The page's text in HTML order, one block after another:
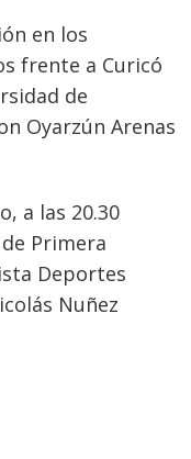
en los
frente a Curicó
de
Oyarzún Arenas
a las 20.30
Primera
Deportes
Nuñez